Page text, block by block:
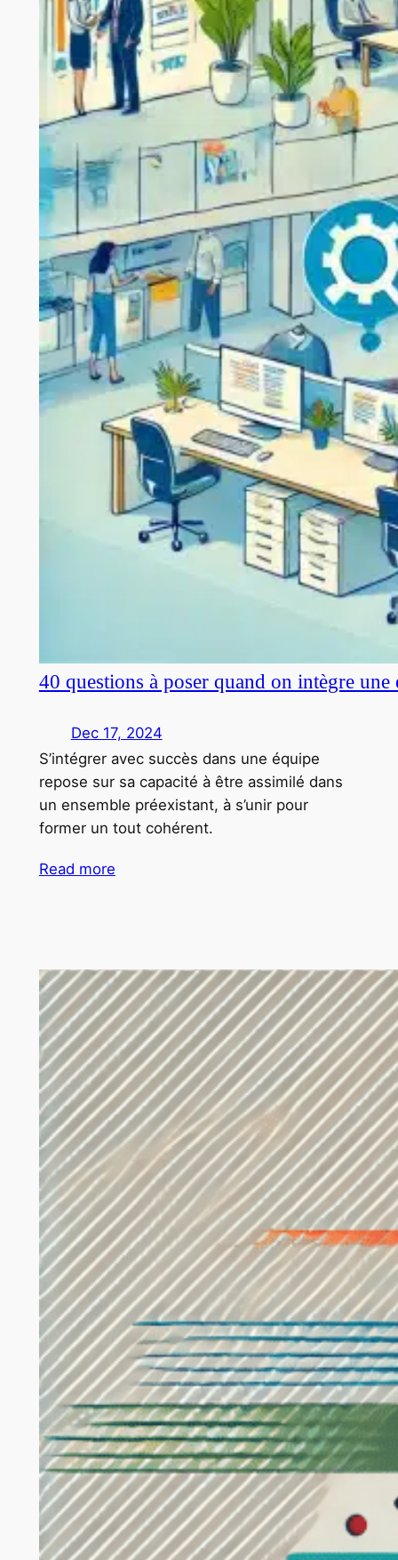
40 questions à poser quand on intègre
Dec 17, 2024
S’intégrer avec succès dans une équipe
repose sur sa capacité à être assimilé dans
un ensemble préexistant, à s’unir pour
former un tout cohérent.
Read more